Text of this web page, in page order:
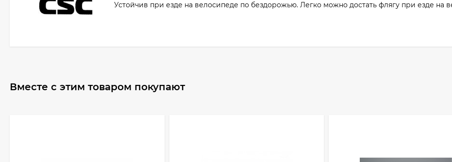
Устойчив при езде на велосипеде по бездорожью. Легко можно достать флягу при езде на
Вместе с этим товаром покупают